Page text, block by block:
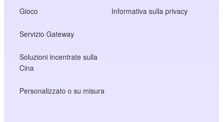
Gioco
Servizio Gateway
Soluzioni incentrate sulla
Cina
Personalizzato o su misura
Informativa sulla privacy